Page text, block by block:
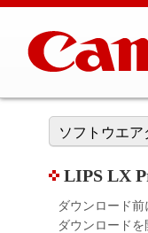
ソフトウエ
LIPS LX
ダウンロード
ダウンロード